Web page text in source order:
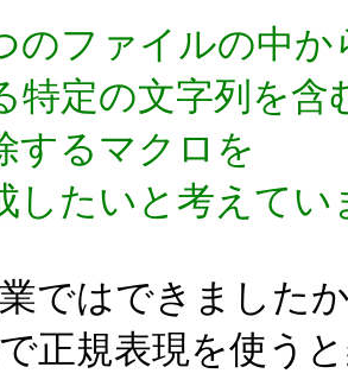
のファイルの中か
特定の文字列を含
するマクロを
したいと考えてい
ではできました
正規表現を使う